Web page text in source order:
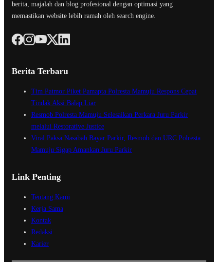
berita, majalah dan blog profesional dengan optimasi yang
memastikan website lebih ramah oleh search engine.
Berita Terbaru
Tim Patmor Piket Pamapta Polresta Mamuju Respons Cepat
Tindak Aksi Balap Liar
Resmob Polresta Mamuju Selesaikan Perkara Juru Parkir
melalui Restorative Justice
Viral Paksa Nasabah Bayar Parkir, Resmob dan URC Polresta
Mamuju Sigap Amankan Juru Parkir
Link Penting
Tentang Kami
Kerja Sama
Kontak
Redaksi
Karier